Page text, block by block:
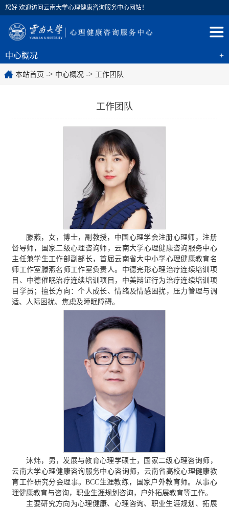
您好 欢迎访问云南大学心理健康咨询服务中心网站！
中心概况 +
本站首页 -> 中心概况 -> 工作团队
工作团队
滕燕，女，博士，副教授，中国心理学会注册心理师，注册
督导师，国家二级心理咨询师，云南大学心理健康咨询服务中心
主任兼学生工作部副部长，首届云南省大中小学心理健康教育名
师工作室滕燕名师工作室负责人。中德完形心理治疗连续培训项
目、中德催眠治疗连续培训项目，中美辩证行为治疗连续培训项
目学员；擅长方向：个人成长、情绪及情感困扰，压力管理与调
适、人际困扰、焦虑及睡眠障碍。
沐炜，男，发展与教育心理学硕士，国家二级心理咨询师，
云南大学心理健康咨询服务中心咨询师，云南省高校心理健康教
育工作研究分会理事。BCC生涯教练，国家户外教育师。从事心
理健康教育与咨询，职业生涯规划咨询，户外拓展教育等工作。
主要研究方向为心理健康、心理咨询、职业生涯规划、拓展